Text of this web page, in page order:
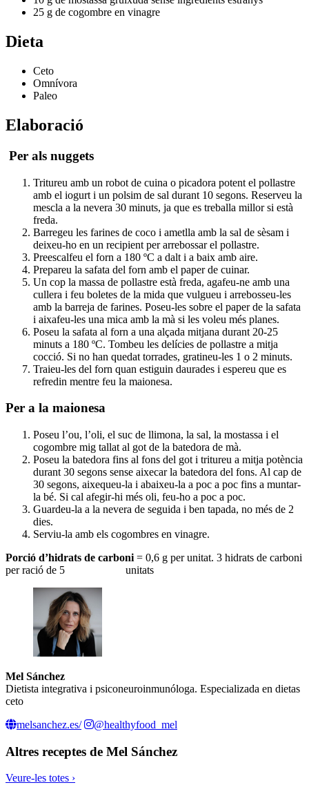
25 g de cogombre en vinagre
Dieta
Ceto
Omnívora
Paleo
Elaboració
Per als nuggets
Tritureu amb un robot de cuina o picadora potent el pollastre
amb el iogurt i un polsim de sal durant 10 segons. Reserveu la
mescla a la nevera 30 minuts, ja que es treballa millor si està
freda.
Barregeu les farines de coco i ametlla amb la sal de sèsam i
deixeu-ho en un recipient per arrebossar el pollastre.
Preescalfeu el forn a 180 ºC a dalt i a baix amb aire.
Prepareu la safata del forn amb el paper de cuinar.
Un cop la massa de pollastre està freda, agafeu-ne amb una
cullera i feu boletes de la mida que vulgueu i arrebosseu-les
amb la barreja de farines. Poseu-les sobre el paper de la safata
i aixafeu-les una mica amb la mà si les voleu més planes.
Poseu la safata al forn a una alçada mitjana durant 20-25
minuts a 180 ºC. Tombeu les delícies de pollastre a mitja
cocció. Si no han quedat torrades, gratineu-les 1 o 2 minuts.
Traieu-les del forn quan estiguin daurades i espereu que es
refredin mentre feu la maionesa.
Per a la maionesa
Poseu l’ou, l’oli, el suc de llimona, la sal, la mostassa i el
cogombre mig tallat al got de la batedora de mà.
Poseu la batedora fins al fons del got i tritureu a mitja potència
durant 30 segons sense aixecar la batedora del fons. Al cap de
30 segons, aixequeu-la i abaixeu-la a poc a poc fins a muntar-
la bé. Si cal afegir-hi més oli, feu-ho a poc a poc.
Guardeu-la a la nevera de seguida i ben tapada, no més de 2
dies.
Serviu-la amb els cogombres en vinagre.
Porció d’hidrats de carboni = 0,6 g per unitat. 3 hidrats de carboni
per ració de 5 unitats
Mel Sánchez
Dietista integrativa i psiconeuroinmunóloga. Especializada en dietas
ceto
melsanchez.es/
@healthyfood_mel
Altres receptes de Mel Sánchez
Veure-les totes ›